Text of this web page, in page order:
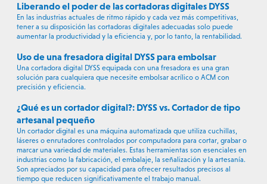
Liberando el poder de las cortadoras digitales DYSS
En las industrias actuales de ritmo rápido y cada vez más competitivas,
tener a su disposición las cortadoras digitales adecuadas solo puede
aumentar la productividad y la eficiencia y, por lo tanto, la rentabilidad.
Uso de una fresadora digital DYSS para embolsar
Una cortadora digital DYSS equipada con una fresadora es una gran
solución para cualquiera que necesite embolsar acrílico o ACM con
precisión y eficiencia.
¿Qué es un cortador digital?: DYSS vs. Cortador de tipo
artesanal pequeño
Un cortador digital es una máquina automatizada que utiliza cuchillas,
láseres o enrutadores controlados por computadora para cortar, grabar o
marcar una variedad de materiales. Estas herramientas son esenciales en
industrias como la fabricación, el embalaje, la señalización y la artesanía.
Son apreciados por su capacidad para ofrecer resultados precisos al
tiempo que reducen significativamente el trabajo manual.